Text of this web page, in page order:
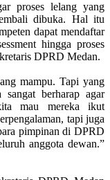
proses lelang yang
dibuka. Hal itu
dapat mendaftar
hingga proses
DPRD Medan.
mampu. Tapi yang
berharap agar
mau mereka ikut
tapi juga
pimpinan di DPRD
anggota dewan.”